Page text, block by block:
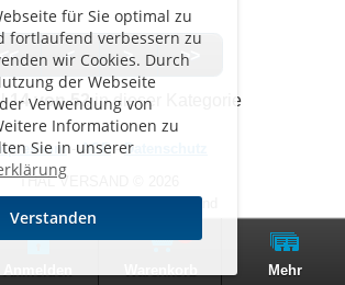
für Sie optimal zu
fortlaufend verbessern zu
wir Cookies. Durch
der Webseite
Verwendung von
Informationen zu
Sie in unserer
Verstanden
<< < > >>
14 von 52in dieser Kategorie
-AGB-Datenschutz
THAL VERSAND © 2026
Preise inkl. MwSt. zzgl. Versand
Zur klassischen Website
Mehr